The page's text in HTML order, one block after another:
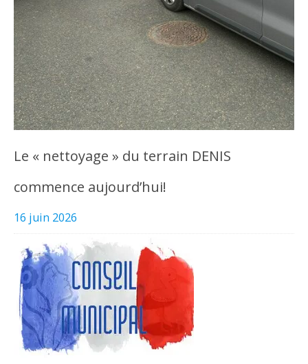
Le « nettoyage » du terrain DENIS
commence aujourd’hui!
16 juin 2026